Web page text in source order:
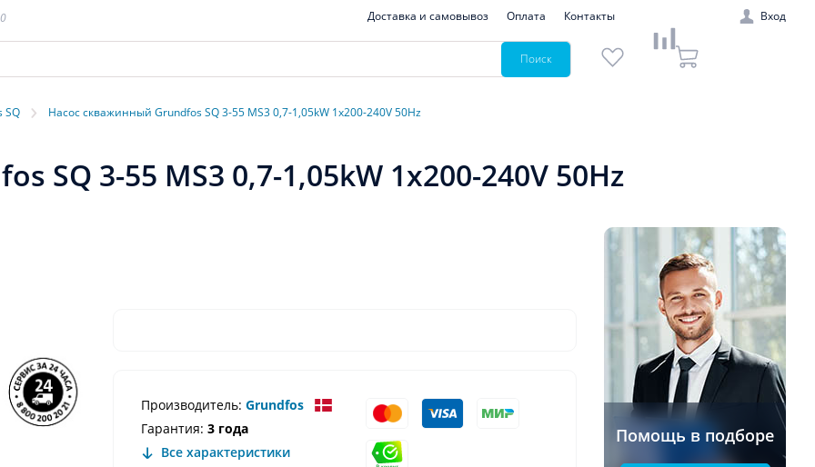
Доставка и самовывоз Оплата Контакты Вход
Поиск
SQ › Насос скважинный Grundfos SQ 3-55 MS3 0,7-1,05kW 1x200-240V 50Hz
SQ 3-55 MS3 0,7-1,05kW 1x200-240V 50Hz
Производитель: Grundfos
Гарантия: 3 года
Все характеристики
Помощь в подборе